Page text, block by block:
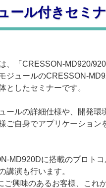
ール付きセミ
、「CRESSON-MD920/
ジュールのCRESSON-
としたセミナーです。
ールの詳細仕様や、開発
ご自身でアプリケーショ
MD920Dに搭載のプロト
講演も行います。
ご興味のあるお客様、これ